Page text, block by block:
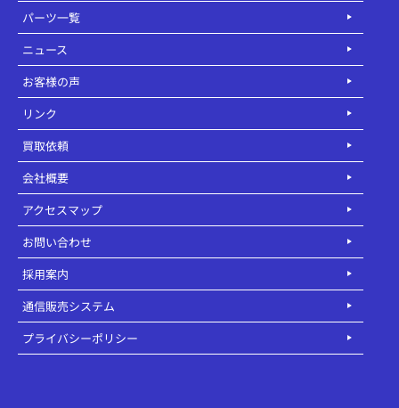
パーツ一覧
ニュース
お客様の声
リンク
買取依頼
会社概要
アクセスマップ
お問い合わせ
採用案内
通信販売システム
プライバシーポリシー